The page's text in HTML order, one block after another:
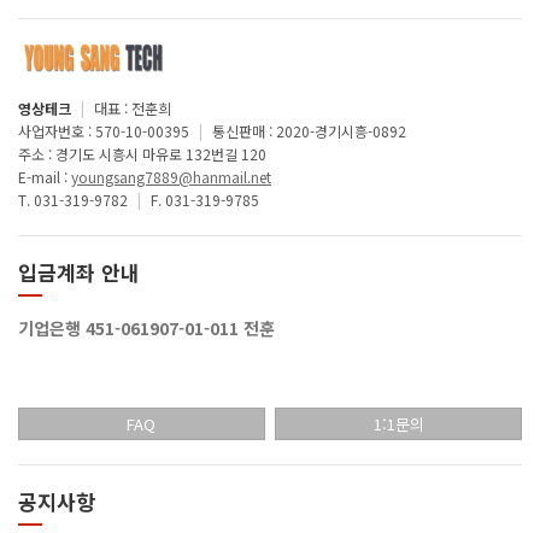
영상테크 | 대표 : 전훈희
사업자번호 : 570-10-00395 | 통신판매 : 2020-경기시흥-0892
주소 : 경기도 시흥시 마유로 132번길 120
E-mail :youngsang7889@hanmail.net
T. 031-319-9782 | F. 031-319-9785
입금계좌 안내
기업은행 451-061907-01-011 전훈
FAQ 1:1문의
공지사항